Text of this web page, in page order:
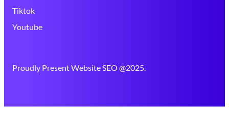
Tiktok
Youtube
Proudly Present Website SEO @2025.